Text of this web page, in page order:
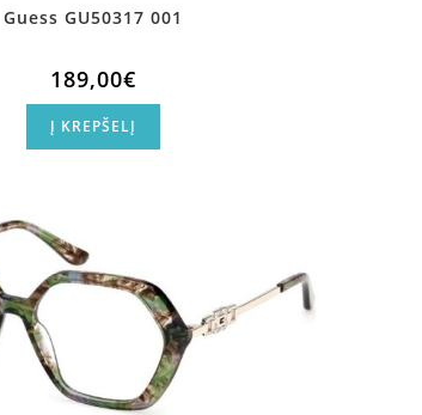
Guess GU50317 001
189,00€
Į KREPŠELĮ